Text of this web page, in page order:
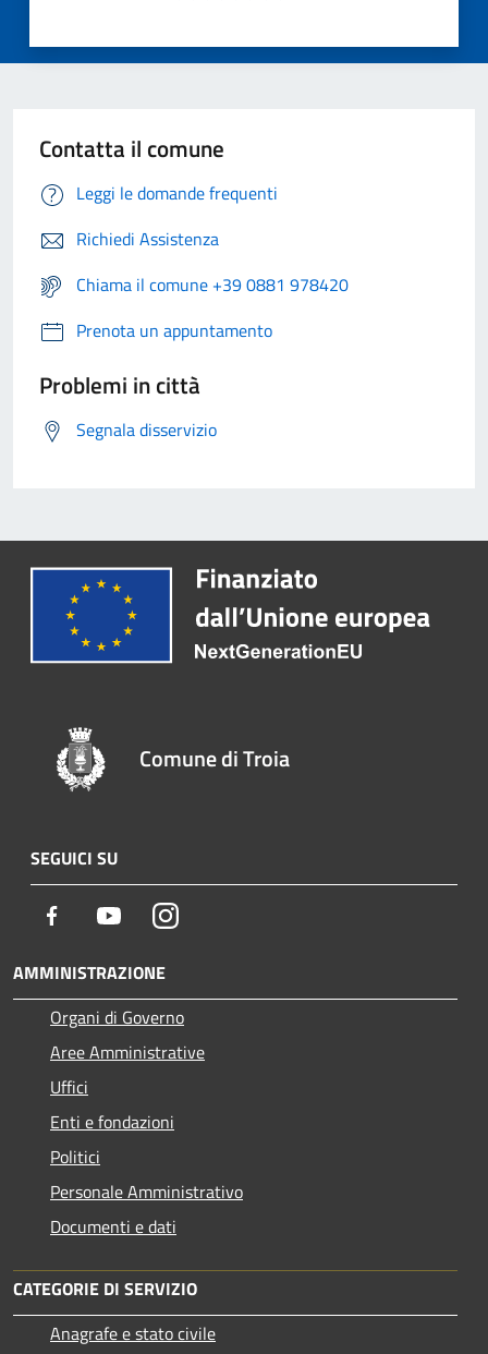
Contatta il comune
Leggi le domande frequenti
Richiedi Assistenza
Chiama il comune +39 0881 978420
Prenota un appuntamento
Problemi in città
Segnala disservizio
Comune di Troia
SEGUICI SU
Facebook YoutubeInstagram
AMMINISTRAZIONE
Organi di Governo
Aree Amministrative
Uffici
Enti e fondazioni
Politici
Personale Amministrativo
Documenti e dati
CATEGORIE DI SERVIZIO
Anagrafe e stato civile